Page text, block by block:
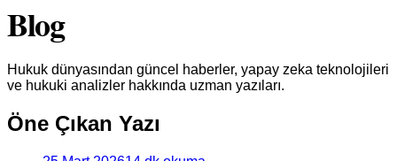
Blog
Hukuk dünyasından güncel haberler, yapay zeka teknolojileri
ve hukuki analizler hakkında uzman yazıları.
Öne Çıkan Yazı